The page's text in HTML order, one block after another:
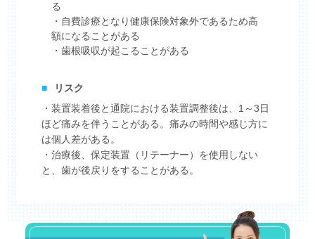
る
・自費診療となり健康保険対象外であるため高
額になることがある
・歯根吸収が起こることがある
■
リスク
・装置装着後と通院における装置調整後は、1～3日
ほど痛みを伴うことがある。痛みの時間や感じ方に
は個人差がある。
・治療後、保定装置（リテーナー）を使用しない
と、歯が後戻りをすることがある。